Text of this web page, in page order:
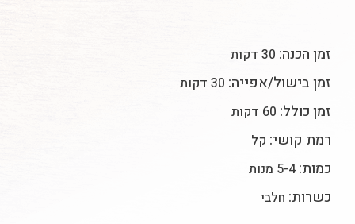
זמן הכנה: 30 דקות
זמן בישול/אפייה: 30 דקות
זמן כולל: 60 דקות
רמת קושי: קל
כמות:5-4 מנות
כשרות: חלבי